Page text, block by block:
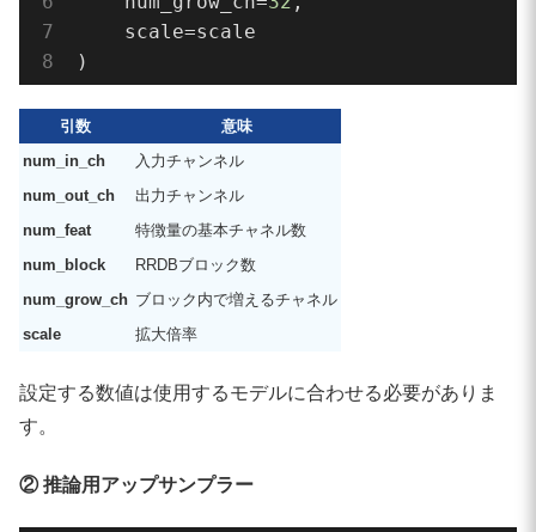
model = RRDBNet(
    num_in_ch=
3
    num_out_ch=
    num_block=
23
    num_grow_ch=
    scale=scale
# ----------------------
# アップサンプラー
# ----------------------
    scale=scale,
    tile=
0,
    scale=scale
)
引数
意味
num_in_ch
入力チャンネル
num_out_ch
出力チャンネル
num_feat
特徴量の基本チャネル数
num_block
RRDBブロック数
num_grow_ch ブロック内で増えるチャネル
scale
拡大倍率
設定する数値は使用するモデルに合わせる必要がありま
す。
② 推論用アップサンプラー